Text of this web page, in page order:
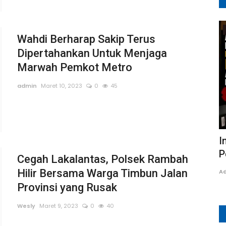
Wahdi Berharap Sakip Terus
Dipertahankan Untuk Menjaga
Marwah Pemkot Metro
admin Maret 10, 2023 0 45
Cegah Lakalantas, Polsek Rambah
Hilir Bersama Warga Timbun Jalan
Provinsi yang Rusak
Wesly Maret 9, 2023 0 40
Kemerdekaan, Perjuangan,...
Adung Agustus 4, 2026 0 36